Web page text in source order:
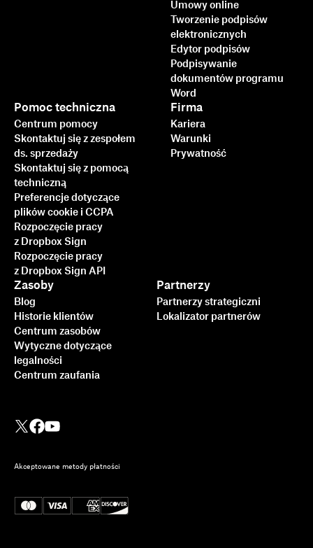
Umowy online
Tworzenie podpisów
elektronicznych
Edytor podpisów
Podpisywanie
dokumentów programu
Word
Pomoc techniczna
Centrum pomocy
Skontaktuj się z zespołem
ds. sprzedaży
Skontaktuj się z pomocą
techniczną
Preferencje dotyczące
plików cookie i CCPA
Rozpoczęcie pracy
z Dropbox Sign
Rozpoczęcie pracy
z Dropbox Sign API
Zasoby
Blog
Historie klientów
Centrum zasobów
Wytyczne dotyczące
legalności
Centrum zaufania
Partnerzy
Partnerzy strategiczni
Lokalizator partnerów
Firma
Kariera
Warunki
Prywatność
Akceptowane metody płatności